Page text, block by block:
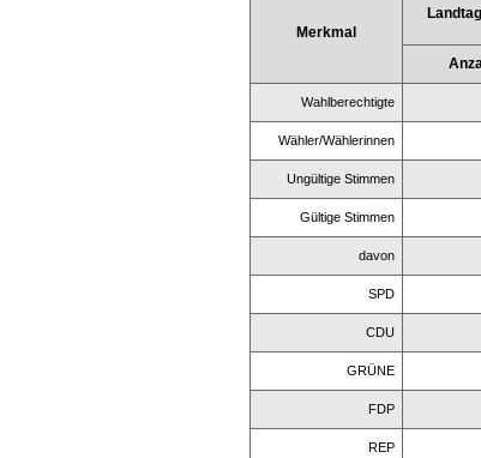
Merkmal
Wahlberechtigte
Wähler/Wählerinnen
Ungültige Stimmen
Gültige Stimmen
davon
SPD
CDU
GRÜNE
FDP
REP